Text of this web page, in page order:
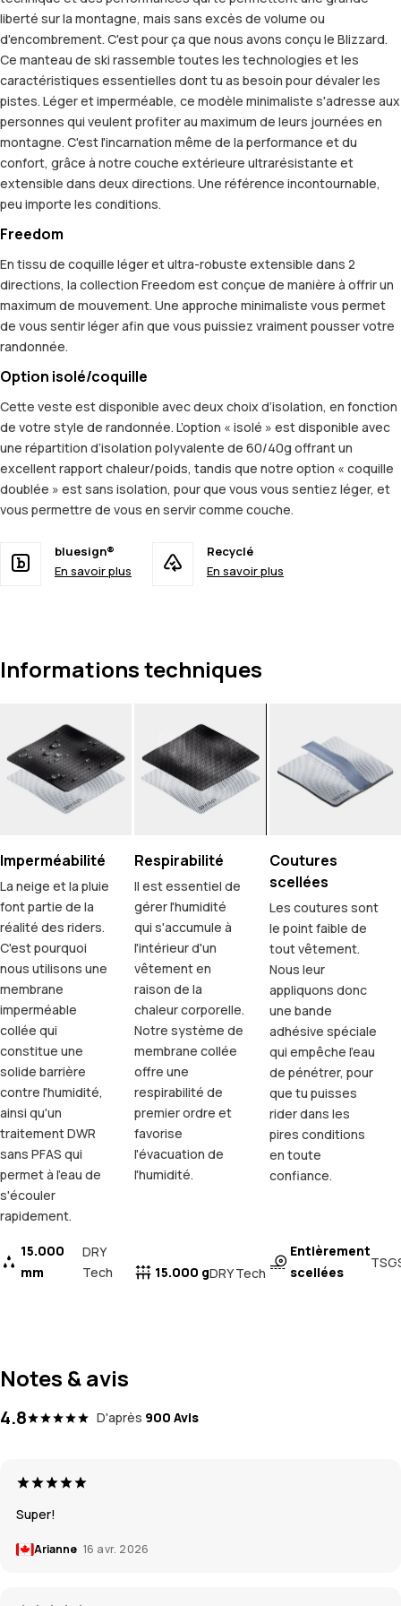
liberté sur la montagne, mais sans excès de volume ou
d'encombrement. C'est pour ça que nous avons conçu le Blizzard.
Ce manteau de ski rassemble toutes les technologies et les
caractéristiques essentielles dont tu as besoin pour dévaler les
pistes. Léger et imperméable, ce modèle minimaliste s'adresse aux
personnes qui veulent profiter au maximum de leurs journées en
montagne. C'est l'incarnation même de la performance et du
confort, grâce à notre couche extérieure ultrarésistante et
extensible dans deux directions. Une référence incontournable,
peu importe les conditions.
Freedom
En tissu de coquille léger et ultra-robuste extensible dans 2
directions, la collection Freedom est conçue de manière à offrir un
maximum de mouvement. Une approche minimaliste vous permet
de vous sentir léger afin que vous puissiez vraiment pousser votre
randonnée.
Option isolé/coquille
Cette veste est disponible avec deux choix d’isolation, en fonction
de votre style de randonnée. L’option « isolé » est disponible avec
une répartition d’isolation polyvalente de 60/40g offrant un
excellent rapport chaleur/poids, tandis que notre option « coquille
doublée » est sans isolation, pour que vous vous sentiez léger, et
vous permettre de vous en servir comme couche.
bluesign®
En savoir plus
Recyclé
En savoir plus
Informations techniques
Imperméabilité
La neige et la pluie
font partie de la
réalité des riders.
C'est pourquoi
nous utilisons une
membrane
imperméable
collée qui
constitue une
solide barrière
contre l'humidité,
ainsi qu'un
traitement DWR
sans PFAS qui
permet à l'eau de
s'écouler
rapidement.
15.000
mm
DRY
Tech
Respirabilité
Il est essentiel de
gérer l'humidité
qui s'accumule à
l'intérieur d'un
vêtement en
raison de la
chaleur corporelle.
Notre système de
membrane collée
offre une
respirabilité de
premier ordre et
favorise
l'évacuation de
l'humidité.
15.000 gDRY Tech
Coutures
scellées
Les coutures sont
le point faible de
tout vêtement.
Nous leur
appliquons donc
une bande
adhésive spéciale
qui empêche l'eau
de pénétrer, pour
que tu puisses
rider dans les
pires conditions
en toute
confiance.
Entièrement
scellées
Notes & avis
4.8 D'après 900 Avis
Super!
Arianne 16 avr. 2026